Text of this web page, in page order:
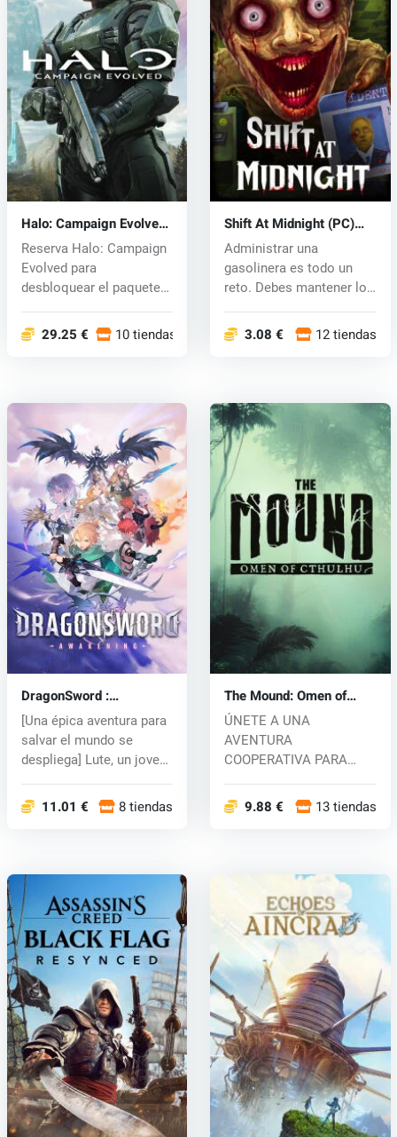
Halo: Campaign Evolved
(PC) key
Reserva Halo: Campaign
Evolved para
desbloquear el paquete
29.25 € 10 tiendas
Shift At Midnight (PC)
key
Administrar una
gasolinera es todo un
reto. Debes mantener los
3.08 € 12 tiendas
DragonSword :
Awakening (PC) key
[Una épica aventura para
salvar el mundo se
despliega] Lute, un joven
11.01 € 8 tiendas
The Mound: Omen of
Cthulhu (PC) key
ÚNETE A UNA
AVENTURA
COOPERATIVA PARA
JUGADORES Adéntrate
en u...
9.88 € 13 tiendas